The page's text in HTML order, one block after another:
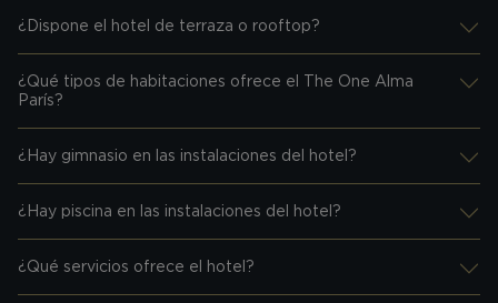
¿Dispone el hotel de terraza o rooftop?
Desplegar información
¿Qué tipos de habitaciones ofrece el The One Alma
París?
Desplegar información
¿Hay gimnasio en las instalaciones del hotel?
Desplegar información
¿Hay piscina en las instalaciones del hotel?
Desplegar información
¿Qué servicios ofrece el hotel?
Desplegar información